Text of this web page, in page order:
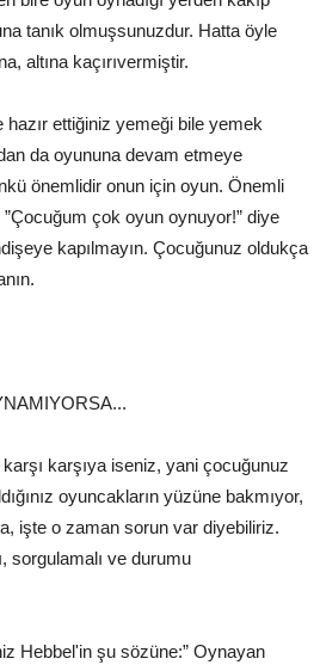
tanık olmuşsunuzdur. Hatta öyle
altına kaçırıvermiştir.
ettiğiniz yemeği bile yemek
da oyununa devam etmeye
önemlidir onun için oyun. Önemli
çok oyun oynuyor!” diye
kapılmayın. Çocuğunuz oldukça
karşıya iseniz, yani çocuğunuz
oyuncakların yüzüne bakmıyor,
işte o zaman sorun var diyebiliriz.
sorgulamalı ve durumu
şu sözüne:” Oynayan